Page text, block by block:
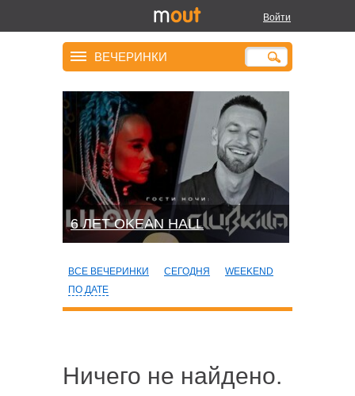
Войти
ВЕЧЕРИНКИ
6 ЛЕТ OKEAN HALL
ВСЕ ВЕЧЕРИНКИ СЕГОДНЯ
WEEKEND
ПО ДАТЕ
Ничего не найдено.